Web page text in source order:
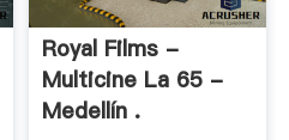
Royal Films -
Multicine La 65 -
Medellín .